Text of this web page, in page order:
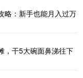
略：新手也能月入过万
，干5大碗面鼻涕往下